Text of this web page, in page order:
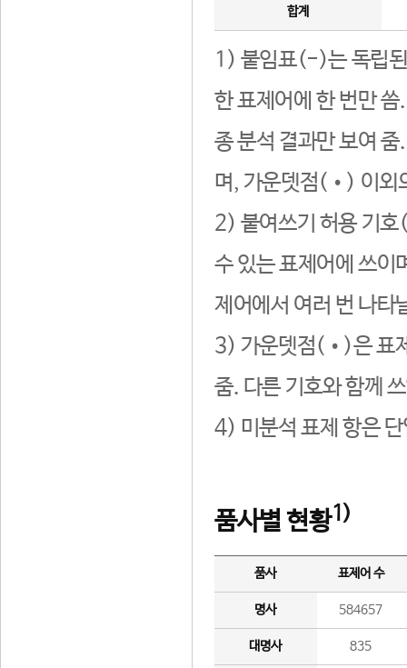
합계
1) 붙임표(-)는 독립된
한 표제어에 한 번만
종 분석 결과만 보여
며, 가운뎃점(•) 이외
2) 붙여쓰기 허용 기호
수 있는 표제어에 쓰이
제어에서 여러 번 나타
3) 가운뎃점(•)은 표
줌. 다른 기호와 함께
4) 미분석 표제 항은
품사별 현황1)
품사 표제어 수
명사 584657
대명사 835